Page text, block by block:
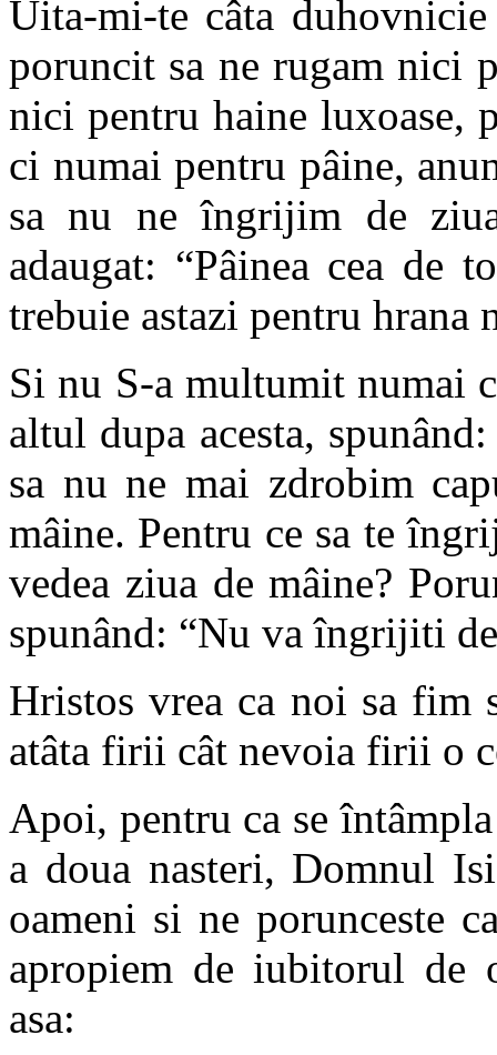
Uita-mi-te câta
poruncit sa ne rugam nici
nici pentru haine luxoase,
ci numai pentru pâine,
sa nu ne îngrijim de
adaugat: “Pâinea cea de
trebuie astazi pentru hrana
Si nu S-a multumit numai
altul dupa acesta,
sa nu ne mai zdrobim
mâine. Pentru ce sa te
vedea ziua de mâine?
spunând: “Nu va îngrijiti
Hristos vrea ca noi sa fim
atâta firii cât nevoia firii o
Apoi, pentru ca se
a doua nasteri, Domnul
oameni si ne porunceste
apropiem de iubitorul de
asa: